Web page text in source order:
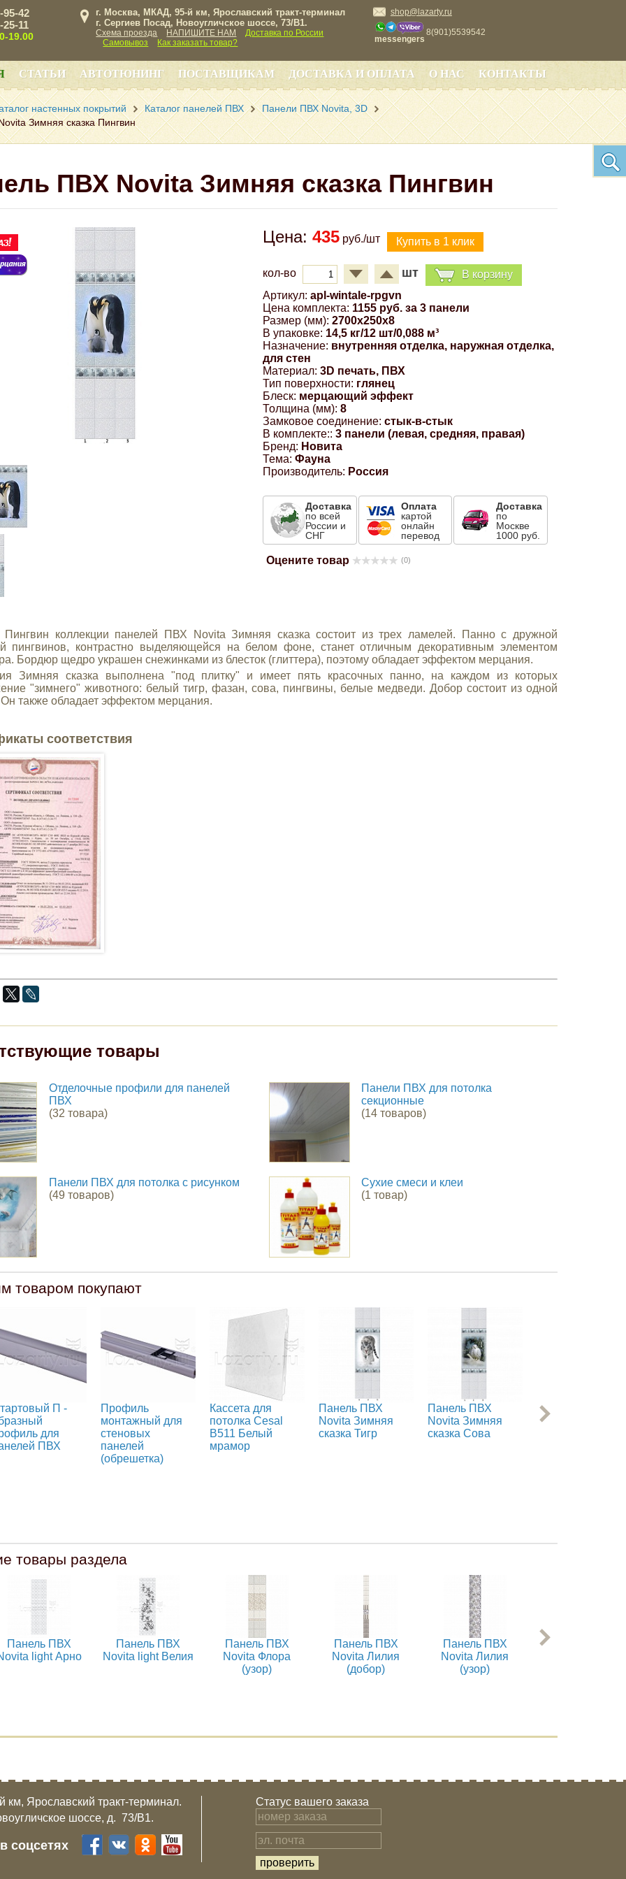
95-42
25-11
19.00
г. Москва, МКАД, 95-й км, Ярославский тракт-терминал
г. Сергиев Посад, Новоугличское шоссе, 73/B1.
Схема проезда НАПИШИТЕ НАМ
Доставка по России
Самовывоз
Как заказать товар?
shop@lazarty.ru
messengers
8(901)5539542
СТАТЬИ АВТОТЮНИНГ ПОСТАВЩИКАМ ДОСТАВКА И ОПЛАТА О НАС КОНТАКТЫ
настенных покрытий Каталог панелей ПВХ
Панели ПВХ Novita, 3D
Зимняя сказка Пингвин
ПВХ Novita Зимняя сказка Пингвин
Цена:435 руб./шт
кол-во шт
В корзину
Артикул: apl-wintale-rpgvn
Цена комплекта: 1155 руб. за 3 панели
Размер (мм): 2700x250x8
В упаковке: 14,5 кг/12 шт/0,088 м³
Назначение: внутренняя отделка, наружная отделка,
для стен
Материал: 3D печать, ПВХ
Тип поверхности: глянец
Блеск: мерцающий эффект
Толщина (мм): 8
Замковое соединение: стык-в-стык
В комплекте:: 3 панели (левая, средняя, правая)
Бренд: Новита
Тема: Фауна
Производитель: Россия
Доставка
по всей
России и
СНГ
Оплата
картой
онлайн
перевод
Доставка
по
Москве
1000 руб.
Оцените товар (0)
Пингвин коллекции панелей ПВХ Novita Зимняя сказка состоит из трех ламелей. Панно с дружной
пингвинов, контрастно выделяющейся на белом фоне, станет отличным декоративным элементом
Бордюр щедро украшен снежинками из блесток (глиттера), поэтому обладает эффектом мерцания.
Зимняя сказка выполнена "под плитку" и имеет пять красочных панно, на каждом из которых
"зимнего" животного: белый тигр, фазан, сова, пингвины, белые медведи. Добор состоит из одной
также обладает эффектом мерцания.
соответствия
товары
Отделочные профили для панелей
ПВХ
(32 товара)
Панели ПВХ для потолка
секционные
(14 товаров)
Панели ПВХ для потолка с рисунком
(49 товаров)
Сухие смеси и клеи
(1 товар)
товаром покупают
П -
для
ПВХ
Профиль
монтажный для
стеновых
панелей
(обрешетка)
Кассета для
потолка Cesal
B511 Белый
мрамор
Панель ПВХ
Novita Зимняя
сказка Тигр
Панель ПВХ
Novita Зимняя
сказка Сова
Панель ПВХ
Novita Зимняя
товары раздела
Панель ПВХ
light Арно
Панель ПВХ
Novita light Велия
Панель ПВХ
Novita Флора
(узор)
Панель ПВХ
Novita Лилия
(добор)
Панель ПВХ
Novita Лилия
(узор)
км, Ярославский тракт-терминал.
шоссе, д. 73/B1.
соцсетях
Статус вашего заказа